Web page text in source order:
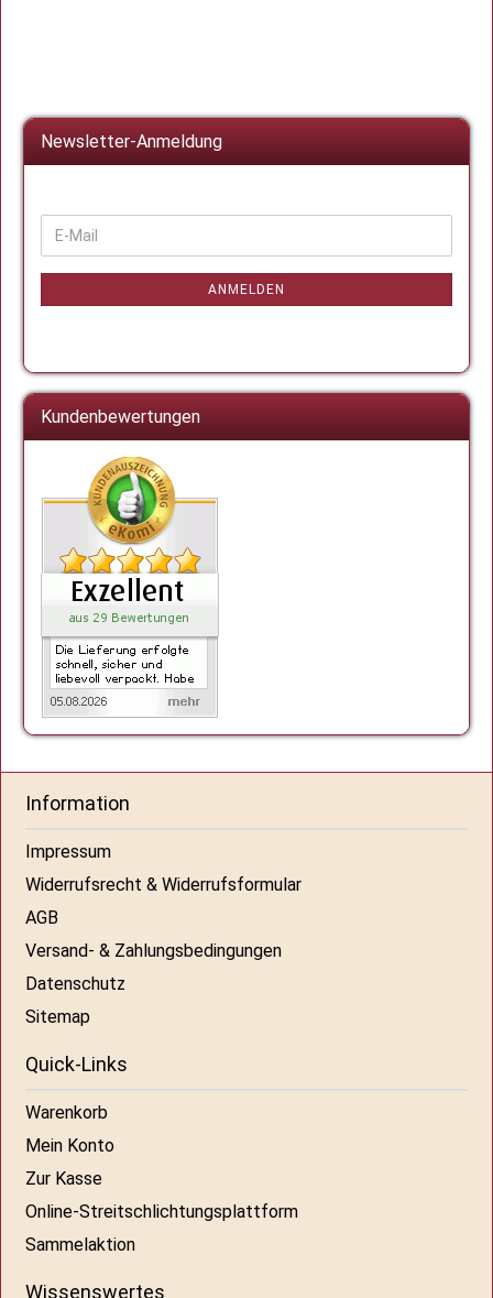
Newsletter-Anmeldung
WEITER
ZUR
NEWSLETTER-
E-
Mail
ANMELDEN
Kundenbewertungen
Information
Impressum
Widerrufsrecht & Widerrufsformular
AGB
Versand- & Zahlungsbedingungen
Datenschutz
Sitemap
Quick-Links
Warenkorb
Mein Konto
Zur Kasse
Online-Streitschlichtungsplattform
Sammelaktion
Wissenswertes